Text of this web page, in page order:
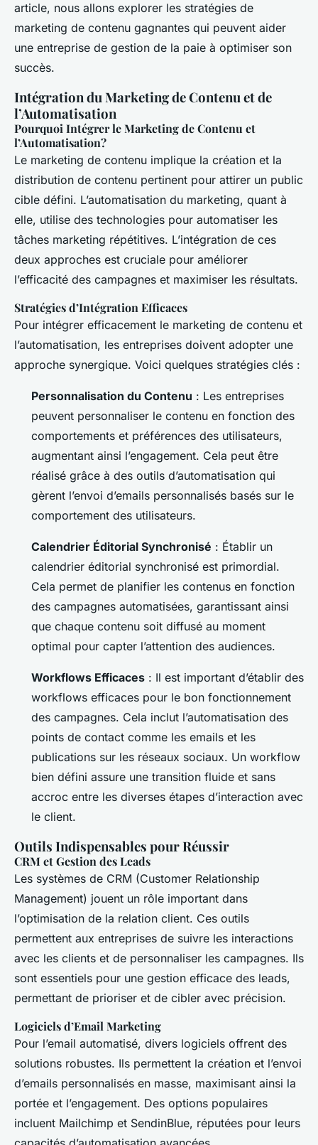
article, nous allons explorer les stratégies de
marketing de contenu gagnantes qui peuvent aider
une entreprise de gestion de la paie à optimiser son
succès.
Intégration du Marketing de Contenu et de
l’Automatisation
Pourquoi Intégrer le Marketing de Contenu et
l’Automatisation?
Le marketing de contenu implique la création et la
distribution de contenu pertinent pour attirer un public
cible défini. L’automatisation du marketing, quant à
elle, utilise des technologies pour automatiser les
tâches marketing répétitives. L’intégration de ces
deux approches est cruciale pour améliorer
l’efficacité des campagnes et maximiser les résultats.
Stratégies d’Intégration Efficaces
Pour intégrer efficacement le marketing de contenu et
l’automatisation, les entreprises doivent adopter une
approche synergique. Voici quelques stratégies clés :
Personnalisation du Contenu : Les entreprises
peuvent personnaliser le contenu en fonction des
comportements et préférences des utilisateurs,
augmentant ainsi l’engagement. Cela peut être
réalisé grâce à des outils d’automatisation qui
gèrent l’envoi d’emails personnalisés basés sur le
comportement des utilisateurs.
Calendrier Éditorial Synchronisé : Établir un
calendrier éditorial synchronisé est primordial.
Cela permet de planifier les contenus en fonction
des campagnes automatisées, garantissant ainsi
que chaque contenu soit diffusé au moment
optimal pour capter l’attention des audiences.
Workflows Efficaces : Il est important d’établir des
workflows efficaces pour le bon fonctionnement
des campagnes. Cela inclut l’automatisation des
points de contact comme les emails et les
publications sur les réseaux sociaux. Un workflow
bien défini assure une transition fluide et sans
accroc entre les diverses étapes d’interaction avec
le client.
Outils Indispensables pour Réussir
CRM et Gestion des Leads
Les systèmes de CRM (Customer Relationship
Management) jouent un rôle important dans
l’optimisation de la relation client. Ces outils
permettent aux entreprises de suivre les interactions
avec les clients et de personnaliser les campagnes. Ils
sont essentiels pour une gestion efficace des leads,
permettant de prioriser et de cibler avec précision.
Logiciels d’Email Marketing
Pour l’email automatisé, divers logiciels offrent des
solutions robustes. Ils permettent la création et l’envoi
d’emails personnalisés en masse, maximisant ainsi la
portée et l’engagement. Des options populaires
incluent Mailchimp et SendinBlue, réputées pour leurs